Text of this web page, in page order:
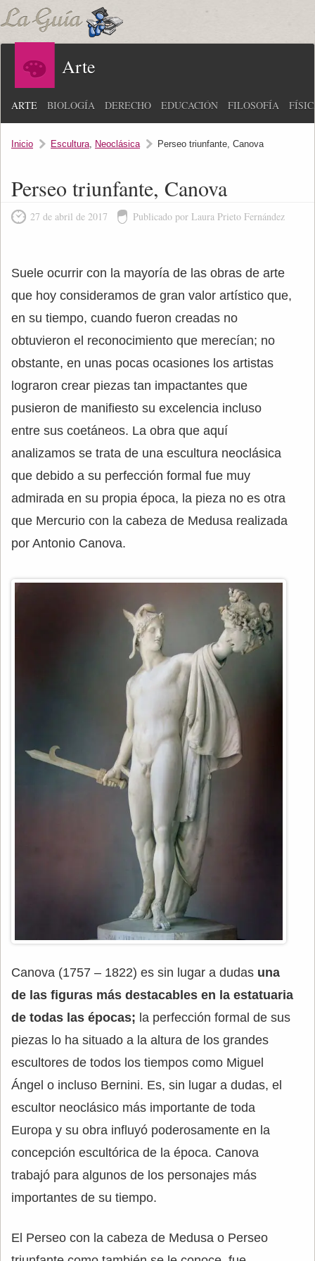
Arte
ARTE BIOLOGÍA DERECHO EDUCACIÓN FILOSOFÍA
Inicio Escultura, Neoclásica Perseo triunfante, Canova
Perseo triunfante, Canova
27 de abril de 2017 Publicado por Laura Prieto Fernández
Suele ocurrir con la mayoría de las obras de arte
que hoy consideramos de gran valor artístico que,
en su tiempo, cuando fueron creadas no
obtuvieron el reconocimiento que merecían; no
obstante, en unas pocas ocasiones los artistas
lograron crear piezas tan impactantes que
pusieron de manifiesto su excelencia incluso
entre sus coetáneos. La obra que aquí
analizamos se trata de una escultura neoclásica
que debido a su perfección formal fue muy
admirada en su propia época, la pieza no es otra
que Mercurio con la cabeza de Medusa realizada
por Antonio Canova.
Canova (1757 – 1822) es sin lugar a dudas una
de las figuras más destacables en la estatuaria
de todas las épocas; la perfección formal de sus
piezas lo ha situado a la altura de los grandes
escultores de todos los tiempos como Miguel
Ángel o incluso Bernini. Es, sin lugar a dudas, el
escultor neoclásico más importante de toda
Europa y su obra influyó poderosamente en la
concepción escultórica de la época. Canova
trabajó para algunos de los personajes más
importantes de su tiempo.
El Perseo con la cabeza de Medusa o Perseo